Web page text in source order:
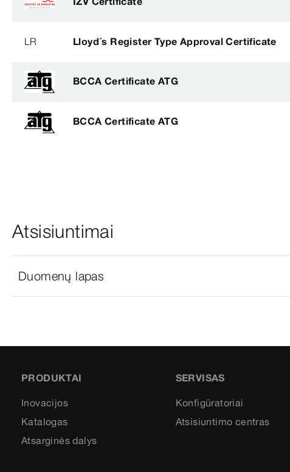
LR Lloyd´s Register Type Approval Certificate
BCCA Certificate ATG
BCCA Certificate ATG
Atsisiuntimai
Duomenų lapas
PRODUKTAI
Inovacijos
Katalogas
Atsarginės dalys
SERVISAS
Konfigūratoriai
Atsisiuntimo centras